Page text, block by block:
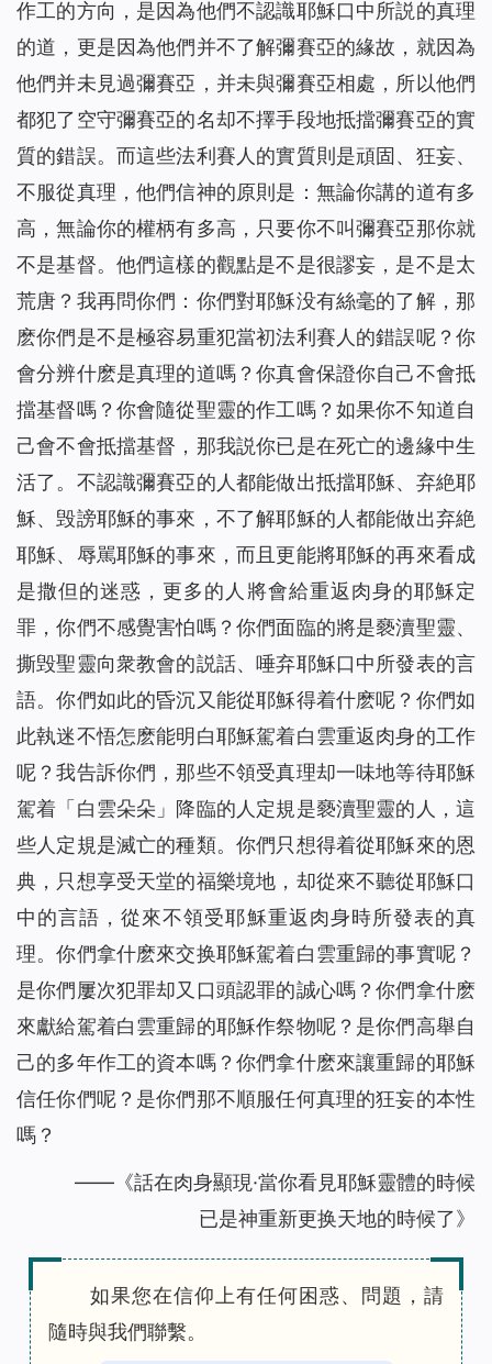
作工的方向，是因為他們不認識耶穌口中所説的真理
的道，更是因為他們并不了解彌賽亞的緣故，就因為
他們并未見過彌賽亞，并未與彌賽亞相處，所以他們
都犯了空守彌賽亞的名却不擇手段地抵擋彌賽亞的實
質的錯誤。而這些法利賽人的實質則是頑固、狂妄、
不服從真理，他們信神的原則是：無論你講的道有多
高，無論你的權柄有多高，只要你不叫彌賽亞那你就
不是基督。他們這樣的觀點是不是很謬妄，是不是太
荒唐？我再問你們：你們對耶穌没有絲毫的了解，那
麽你們是不是極容易重犯當初法利賽人的錯誤呢？你
會分辨什麽是真理的道嗎？你真會保證你自己不會抵
擋基督嗎？你會隨從聖靈的作工嗎？如果你不知道自
己會不會抵擋基督，那我説你已是在死亡的邊緣中生
活了。不認識彌賽亞的人都能做出抵擋耶穌、弃絶耶
穌、毁謗耶穌的事來，不了解耶穌的人都能做出弃絶
耶穌、辱駡耶穌的事來，而且更能將耶穌的再來看成
是撒但的迷惑，更多的人將會給重返肉身的耶穌定
罪，你們不感覺害怕嗎？你們面臨的將是褻瀆聖靈、
撕毁聖靈向衆教會的説話、唾弃耶穌口中所發表的言
語。你們如此的昏沉又能從耶穌得着什麽呢？你們如
此執迷不悟怎麽能明白耶穌駕着白雲重返肉身的工作
呢？我告訴你們，那些不領受真理却一味地等待耶穌
駕着「白雲朵朵」降臨的人定規是褻瀆聖靈的人，這
些人定規是滅亡的種類。你們只想得着從耶穌來的恩
典，只想享受天堂的福樂境地，却從來不聽從耶穌口
中的言語，從來不領受耶穌重返肉身時所發表的真
理。你們拿什麽來交换耶穌駕着白雲重歸的事實呢？
是你們屢次犯罪却又口頭認罪的誠心嗎？你們拿什麽
來獻給駕着白雲重歸的耶穌作祭物呢？是你們高舉自
己的多年作工的資本嗎？你們拿什麽來讓重歸的耶穌
信任你們呢？是你們那不順服任何真理的狂妄的本性
嗎？
——《話在肉身顯現·當你看見耶穌靈體的時候
已是神重新更换天地的時候了》
如果您在信仰上有任何困惑、問題，請
隨時與我們聯繫。